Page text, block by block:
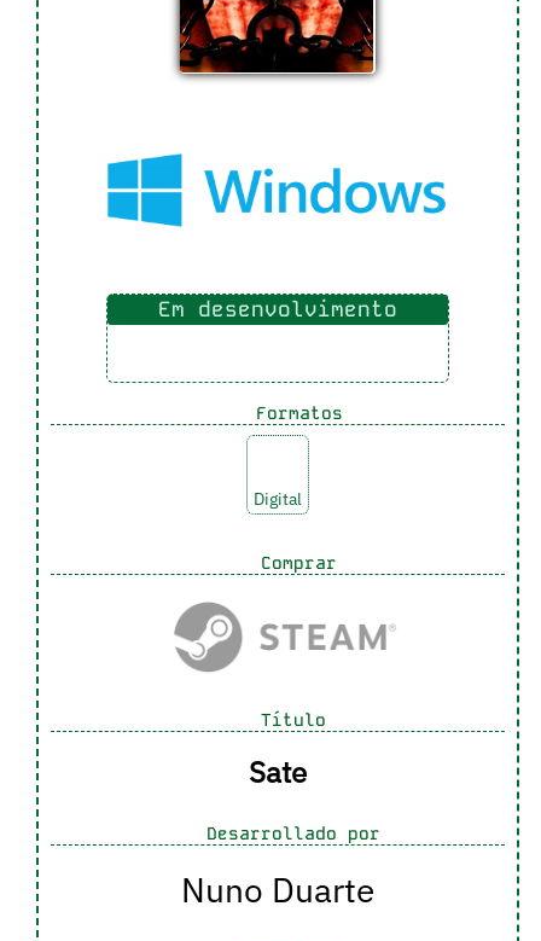
Em desenvolvimento
Formatos
Digital
Comprar
Título
Sate
Desarrollado por
Nuno Duarte